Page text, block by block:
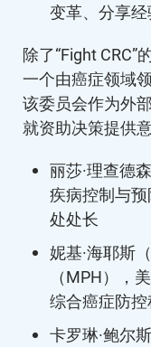
变革、分享经
除了“Fight CRC”
一个由癌症领域
该委员会作为外
就资助决策提供
丽莎·理查德
疾病控制与
处处长
妮基·海耶斯
（MPH），
综合癌症防
卡罗琳·鲍尔